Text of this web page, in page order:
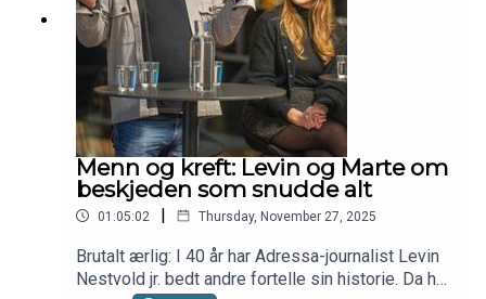
Menn og kreft: Levin og Marte om
beskjeden som snudde alt
01:05:02 | Thursday, November 27, 2025
Brutalt ærlig: I 40 år har Adressa-journalist Levin
Nestvold jr. bedt andre fortelle sin historie. Da han